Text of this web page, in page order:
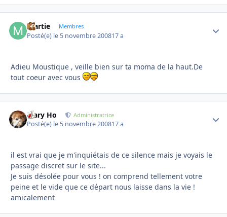
martie Membres
Posté(e) le 5 novembre 200817 a
Adieu Moustique , veille bien sur ta moma de la haut.De
tout coeur avec vous
Mary Ho Administratrice
Posté(e) le 5 novembre 200817 a
il est vrai que je m'inquiétais de ce silence mais je voyais le
passage discret sur le site...
Je suis désolée pour vous ! on comprend tellement votre
peine et le vide que ce départ nous laisse dans la vie !
amicalement